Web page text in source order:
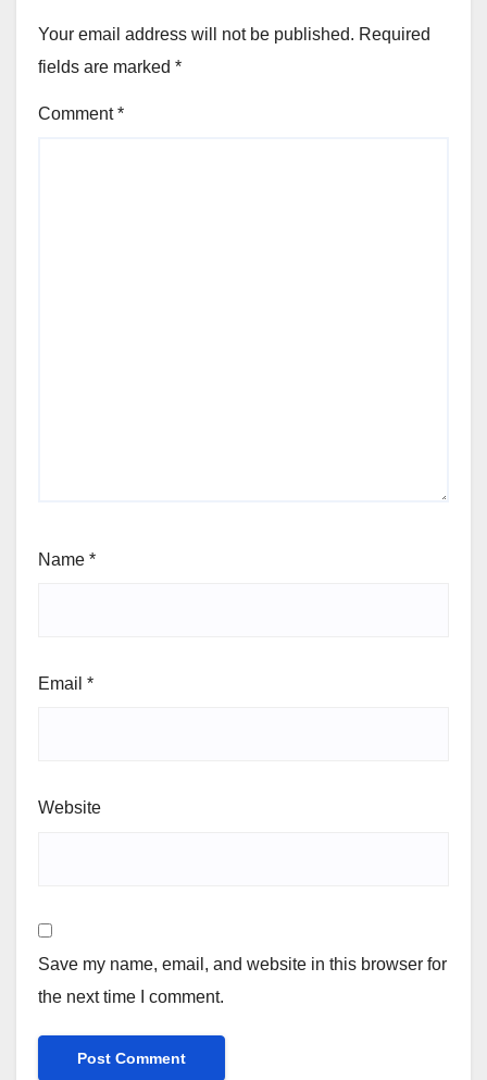
Your email address will not be published. Required
fields are marked *
Comment*
Name *
Email *
Website
Save my name, email, and website in this browser for
the next time I comment.